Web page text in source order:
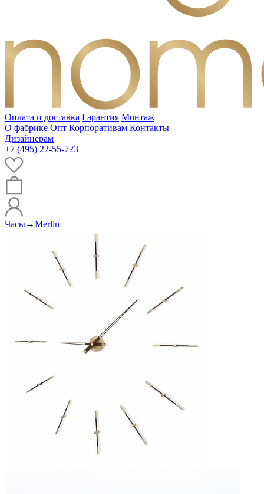
Оплата и доставка Гарантия Монтаж
О фабрике Опт Корпоративам Контакты
Дизайнерам
+7 (495) 22-55-723
Часы→Merlin